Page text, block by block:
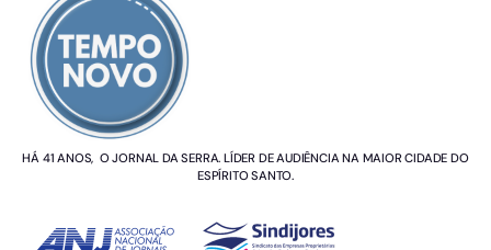
HÁ 41 ANOS, O JORNAL DA SERRA. LÍDER DE AUDIÊNCIA NA MAIOR CIDADE DO
ESPÍRITO SANTO.